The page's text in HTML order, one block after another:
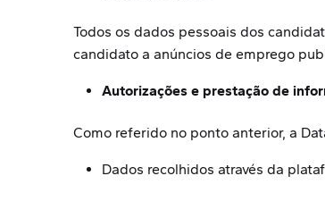
Todos os dados pessoais dos
candidato a anúncios de emprego
Autorizações e prestação de
Como referido no ponto anterior, a
Dados recolhidos através da